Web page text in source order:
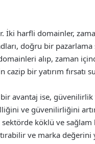
İki harfli domainler,
doğru bir
alıp, zaman
bir yatırım fırsatı
ise, güvenilirlik
ve güvenilirliğini
sektörde köklü ve
ve marka değerini